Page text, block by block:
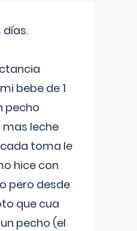
días.
bebe de 1
pecho
leche
toma le
hice con
pero desde
que cua
pecho (el